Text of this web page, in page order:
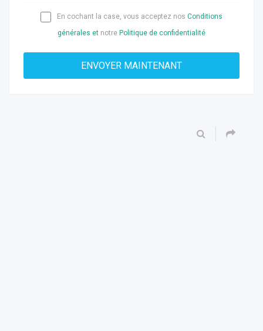
En cochant la case, vous acceptez nos Conditions
générales et notre Politique de confidentialité